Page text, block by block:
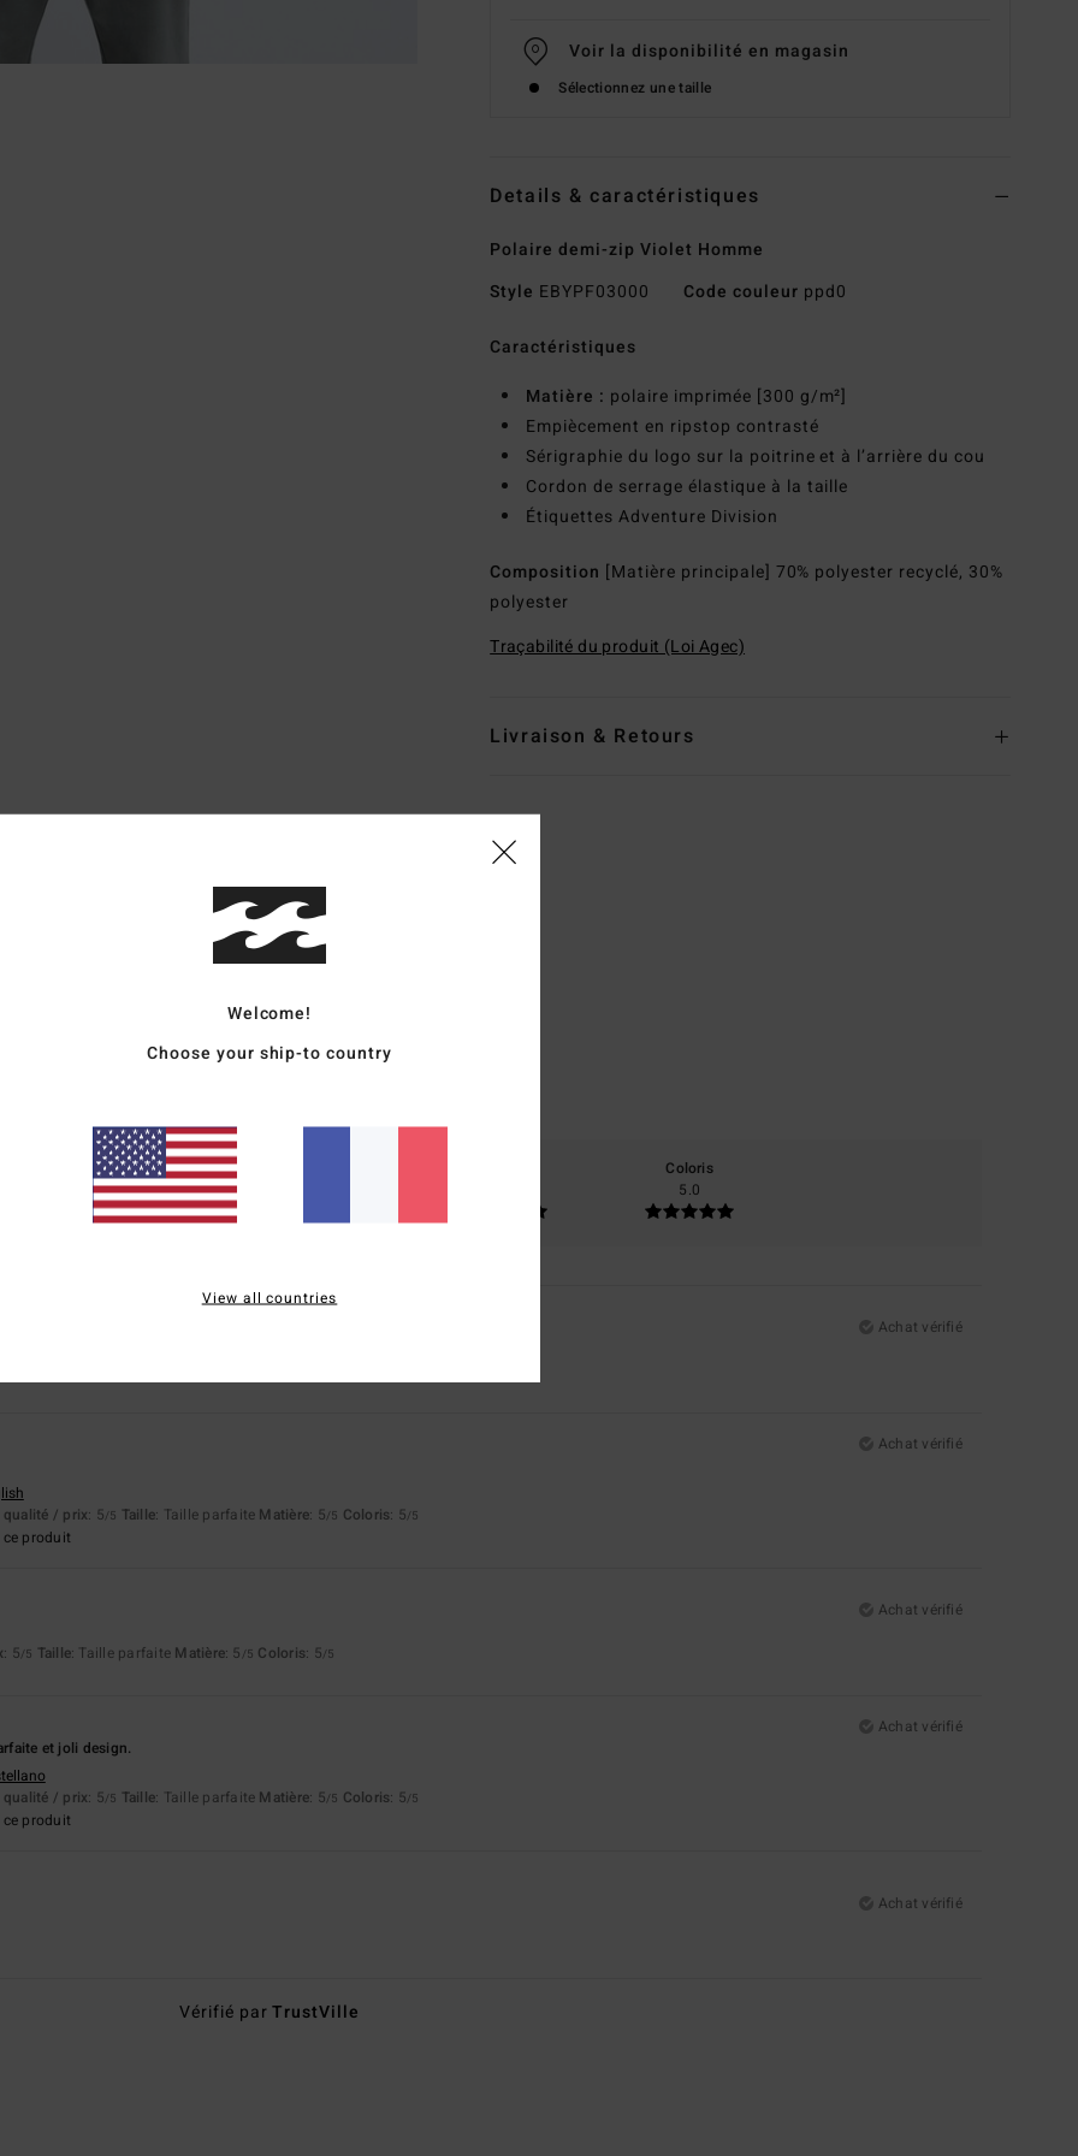
Voir la disponibilité en magasin
Sélectionnez une taille
Details & caractéristiques
Polaire demi-zip Violet Homme
Style EBYPF03000 Code couleur ppd0
Caractéristiques
Matière : polaire imprimée [300 g/m²]
Empiècement en ripstop contrasté
Sérigraphie du logo sur la poitrine et à l’arrière du cou
Cordon de serrage élastique à la taille
Étiquettes Adventure Division
Composition [Matière principale] 70% polyester recyclé, 30%
polyester
Traçabilité du produit (Loi Agec)
Livraison & Retours
Note moyenne
5.0/5
qualité / prix
Trop petit
Coloris
5.0
Achat vérifié
❤️ je ne le recommande pas je le garde pour moi celui là
/ prix
Achat vérifié
qualité / prix: 5/5 Taille: Taille parfaite Matière: 5/5 Coloris: 5/5
produit
Achat vérifié
: 5/5 Taille: Taille parfaite Matière: 5 /5 Coloris: 5/5
Achat vérifié
et joli design.
qualité / prix: 5/5 Taille: Taille parfaite Matière: 5/5 Coloris: 5/5
produit
Achat vérifié
Vérifié parTrustVille
Welcome!
Choose your ship-to country
View all countries